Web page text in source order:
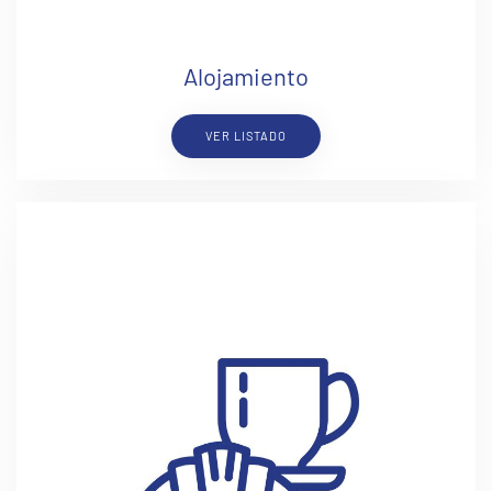
Alojamiento
VER LISTADO